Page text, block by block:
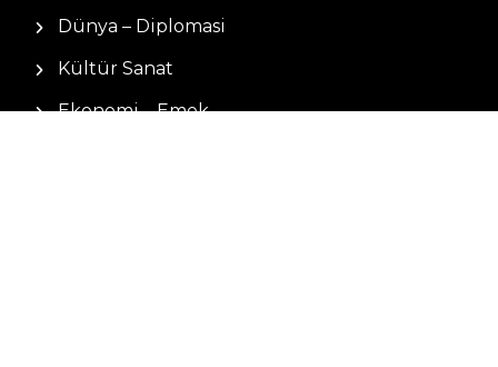
Dünya – Diplomasi
Kültür Sanat
Ekonomi – Emek